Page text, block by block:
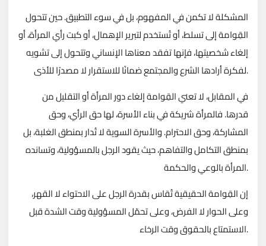
المشكلة لا تكمن في المفهوم، بل في سوء التطبيق. حين تتحول
القِوامة إلى تسلط، أو تُستخدم لتبرير الإهمال، أو كبت رأي المرأة، أو
إلغاء شخصيتها، فإنها تفقد معناها الإنساني وتتحول إلى تشويه
لفكرة أرادها الشرع والمجتمع ضمانًا للاستقرار لا مصدرًا للأذى.
في المقابل، لا تعني القِوامة إلغاء دور المرأة أو التقليل من
قدرها. فالمرأة شريكة في بناء الأسرة، لها حق الرأي، وحق
المشاركة، وحق الاحترام. والأسرة السوية لا تُدار بمنطق الغلبة، بل
بمنطق التكامل والتفاهم، حيث يقود الرجل بالمسؤولية، وتسانده
المرأة بالوعي والحكمة.
إن القِوامة الحقيقية تُقاس بقدرة الرجل على الاحتواء لا القهر،
وعلى الحوار لا الفرض، وعلى تحمّل المسؤولية وقت الشدة قبل
الاستمتاع بالحقوق وقت الرخاء.